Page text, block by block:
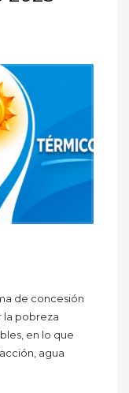
de concesión
la pobreza
en lo que
agua